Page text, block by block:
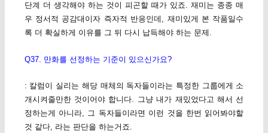
단계 더 생각해야 하는 것이 피곤할 때가 있죠. 재미는 종종 매
우 정서적 공감대이자 즉자적 반응인데, 재미있게 본 작품일수
록 더 확실하게 이유를 그 뒤 다시 납득해야 하는 문제.
Q37. 만화를 선정하는 기준이 있으신가요?
: 칼럼이 실리는 해당 매체의 독자들이라는 특정한 그룹에게 소
개시켜줄만한 것이어야 합니다. 그냥 내가 재밌었다고 해서 선
정하는게 아니라, 그 독자들이라면 이런 것을 한번 읽어봐야할
것 같다, 라는 판단을 하는거죠.